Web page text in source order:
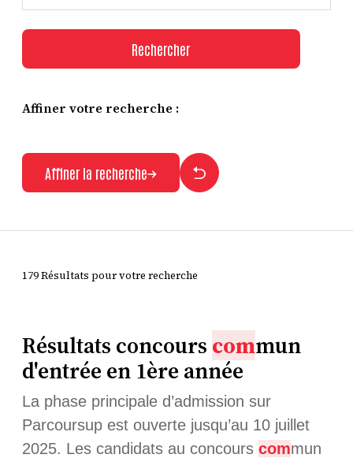
Rechercher
Affiner votre recherche :
Affiner la recherche
179 Résultats pour votre recherche
Résultats concours commun
d'entrée en 1ère année
La phase principale d’admission sur
Parcoursup est ouverte jusqu’au 10 juillet
2025. Les candidats au concours commun